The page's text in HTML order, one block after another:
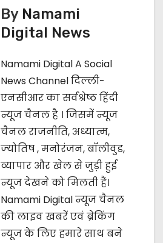
By Namami
Digital News
Namami Digital A Social
News Channel दिल्ली-
एनसीआर का सर्वश्रेष्ठ हिंदी
न्यूज चैनल है । जिसमें न्यूज
चैनल राजनीति, अध्यात्म,
ज्‍योतिष , मनोरंजन, बॉलीवुड,
व्यापार और खेल से जुड़ी हुई
न्यूज देखने को मिलती हैं।
Namami Digital न्यूज चैनल
की लाइव खबरें एवं ब्रेकिंग
न्यूज के लिए हमारे साथ बने